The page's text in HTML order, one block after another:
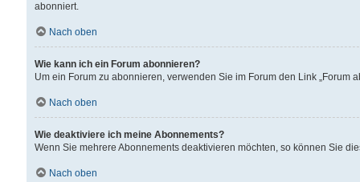
abonniert.
Nach oben
Wie kann ich ein Forum abonnieren?
Um ein Forum zu abonnieren, verwenden Sie im Forum den Link „Forum
Nach oben
Wie deaktiviere ich meine Abonnements?
Wenn Sie mehrere Abonnements deaktivieren möchten, so können Sie
Nach oben